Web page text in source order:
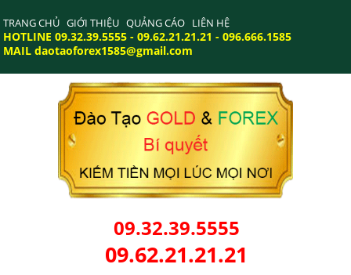
TRANG CHỦ GIỚI THIỆU QUẢNG CÁO LIÊN HỆ
HOTLINE 09.32.39.5555 - 09.62.21.21.21 - 096.666.1585
MAIL daotaoforex1585@gmail.com
09.32.39.5555
09.62.21.21.21